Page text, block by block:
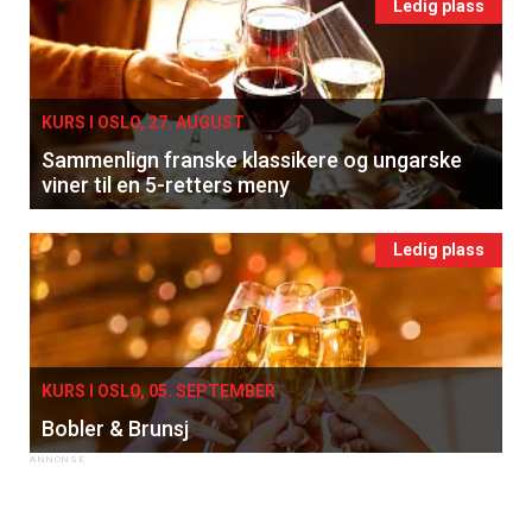
Ledig plass
KURS I OSLO, 27. AUGUST
Sammenlign franske klassikere og ungarske
viner til en 5-retters meny
Ledig plass
KURS I OSLO, 05. SEPTEMBER
Bobler & Brunsj